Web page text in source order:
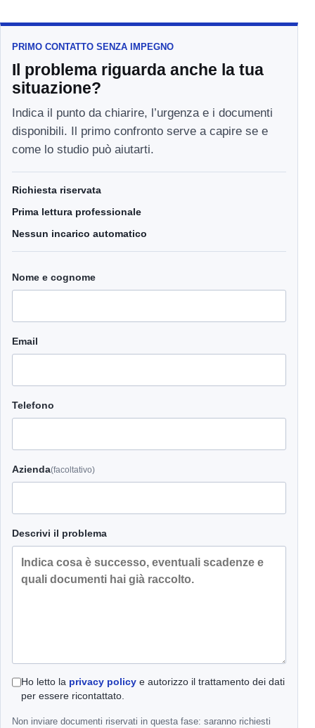
PRIMO CONTATTO SENZA IMPEGNO
Il problema riguarda anche la tua
situazione?
Indica il punto da chiarire, l’urgenza e i documenti
disponibili. Il primo confronto serve a capire se e
come lo studio può aiutarti.
Richiesta riservata
Prima lettura professionale
Nessun incarico automatico
Nome e cognome
Email
Telefono
Azienda(facoltativo)
Descrivi il problema
Ho letto la privacy policye autorizzo il trattamento dei dati
per essere ricontattato.
Non inviare documenti riservati in questa fase: saranno richiesti